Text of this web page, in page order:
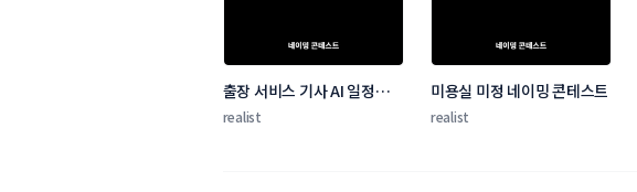
출장 서비스 기사 AI 일정관리
앱 네이밍 콘테스트
realist
미용실 미정 네이밍 콘테스트
realist